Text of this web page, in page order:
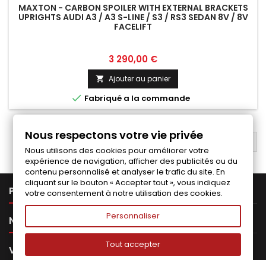
MAXTON - CARBON SPOILER WITH EXTERNAL BRACKETS
UPRIGHTS AUDI A3 / A3 S-LINE / S3 / RS3 SEDAN 8V / 8V
FACELIFT
Prix
3 290,00 €
 Ajouter au panier
 Fabriqué a la commande
RETOUR EN HAUT
PRODUITS
NOTRE SOCIÉTÉ
VOTRE COMPTE
Nous respectons votre vie privée
Nous utilisons des cookies pour améliorer votre
expérience de navigation, afficher des publicités ou du
contenu personnalisé et analyser le trafic du site. En
cliquant sur le bouton « Accepter tout », vous indiquez
votre consentement à notre utilisation des cookies.
Personnaliser
Tout accepter